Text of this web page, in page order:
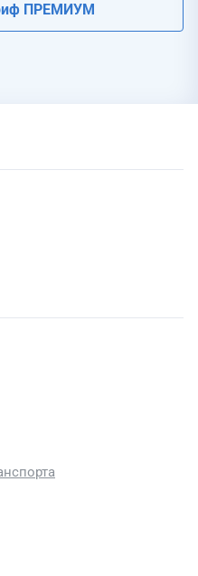
ПРЕМИУМ